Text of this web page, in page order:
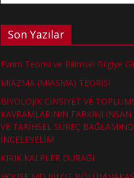
Son Yazılar
Evrim Teorisi ve Bilimsel Bilgiye
MİAZMA (MIASMA) TEORİSİ
BİYOLOJİK CİNSİYET VE
KAVRAMLARININ FARKINI İNSAN
VE TARİHSEL SÜREÇ
İNCELEYELİM
KIRIK KALPLER DURAĞI